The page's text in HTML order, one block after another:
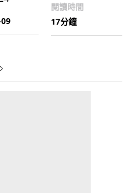
閱讀時間
17分鐘